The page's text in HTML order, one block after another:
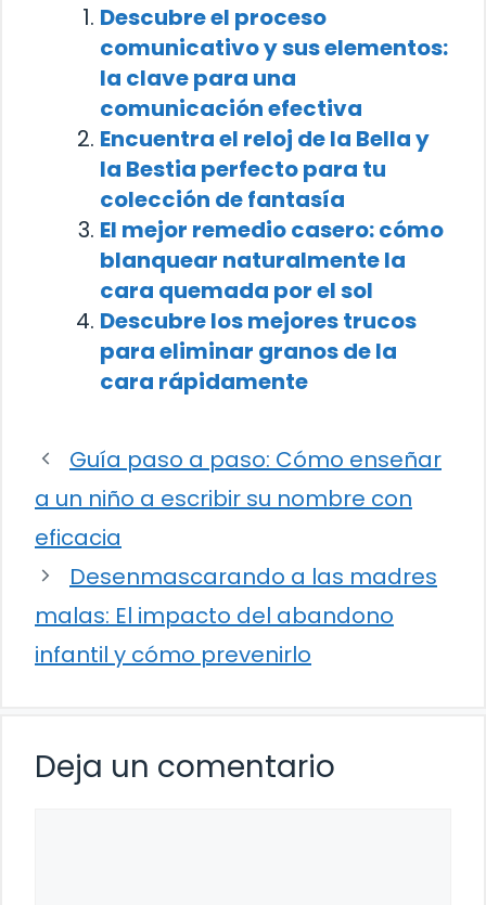
Descubre el proceso
comunicativo y sus elementos:
la clave para una
comunicación efectiva
Encuentra el reloj de la Bella y
la Bestia perfecto para tu
colección de fantasía
El mejor remedio casero: cómo
blanquear naturalmente la
cara quemada por el sol
Descubre los mejores trucos
para eliminar granos de la
cara rápidamente
Guía paso a paso: Cómo enseñar
a un niño a escribir su nombre con
eficacia
Desenmascarando a las madres
malas: El impacto del abandono
infantil y cómo prevenirlo
Deja un comentario